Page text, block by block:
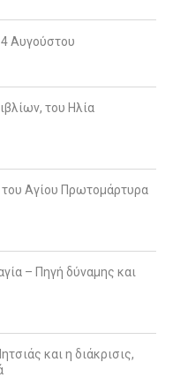
Αυγούστου
του Ηλία
του Αγίου Πρωτομάρτυρα
– Πηγή δύναμης και
και η διάκρισις,